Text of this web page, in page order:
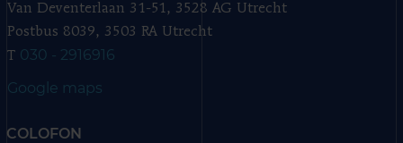
Van Deventerlaan 31-51, 3528 AG Utrecht
Postbus 8039, 3503 RA Utrecht
T 030 - 2916916
Google maps
COLOFON